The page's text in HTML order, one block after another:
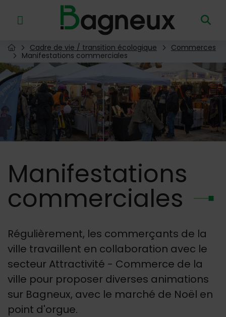
Menu de raccourcis
Retour à l'accueil
Page d'accueil du site
Cadre de vie / transition écologique
Commerces
Manifestations commerciales
Manifestations
commerciales
Régulièrement, les commerçants de la
ville travaillent en collaboration avec le
secteur Attractivité - Commerce de la
ville pour proposer diverses animations
sur Bagneux, avec le marché de Noël en
point d'orgue.